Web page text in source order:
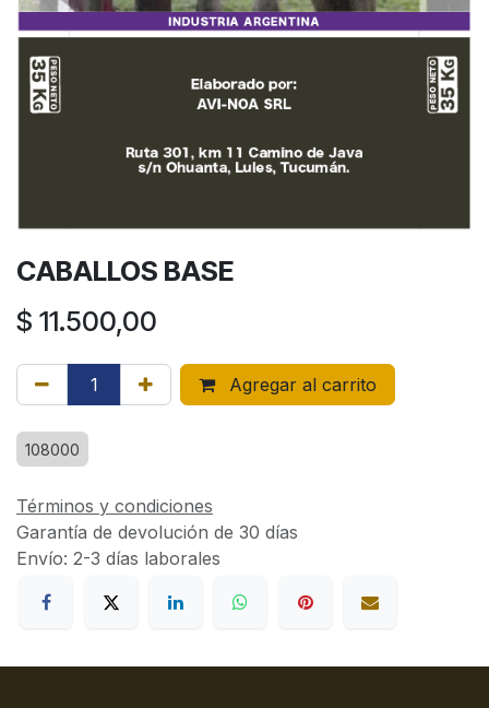
CABALLOS BASE
$ 11.500,00
Agregar al carrito
108000
Términos y condiciones
Garantía de devolución de 30 días
Envío: 2-3 días laborales